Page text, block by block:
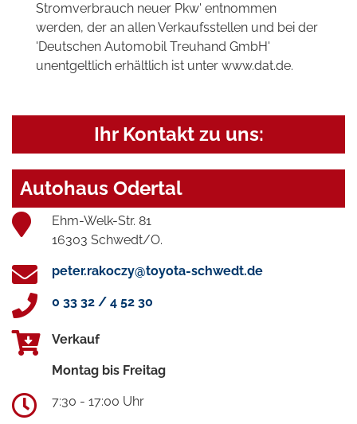
Stromverbrauch neuer Pkw' entnommen
werden, der an allen Verkaufsstellen und bei der
'Deutschen Automobil Treuhand GmbH'
unentgeltlich erhältlich ist unter www.dat.de.
Ihr Kontakt zu uns:
Autohaus Odertal
Ehm-Welk-Str. 81
16303 Schwedt/O.
peter.rakoczy@toyota-schwedt.de
0 33 32 / 4 52 30
Verkauf
Montag bis Freitag
7:30 - 17:00 Uhr